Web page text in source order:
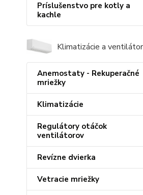
Príslušenstvo pre kotly a
kachle
Klimatizácie a
Anemostaty - Rekuperačné
mriežky
Klimatizácie
Regulátory otáčok
ventilátorov
Revízne dvierka
Vetracie mriežky